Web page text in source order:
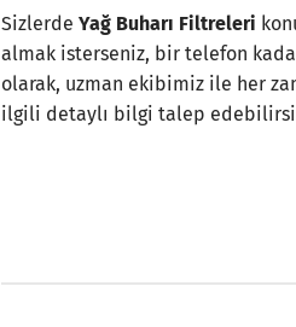
Sizlerde Yağ Buharı Filtreleri
almak isterseniz, bir telefon
olarak, uzman ekibimiz ile her
ilgili detaylı bilgi talep